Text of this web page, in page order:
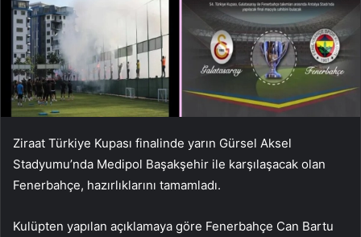
Ziraat Türkiye Kupası finalinde yarın Gürsel Aksel
Stadyumu’nda Medipol Başakşehir ile karşılaşacak olan
Fenerbahçe, hazırlıklarını tamamladı.
Kulüpten yapılan açıklamaya göre Fenerbahçe Can Bartu